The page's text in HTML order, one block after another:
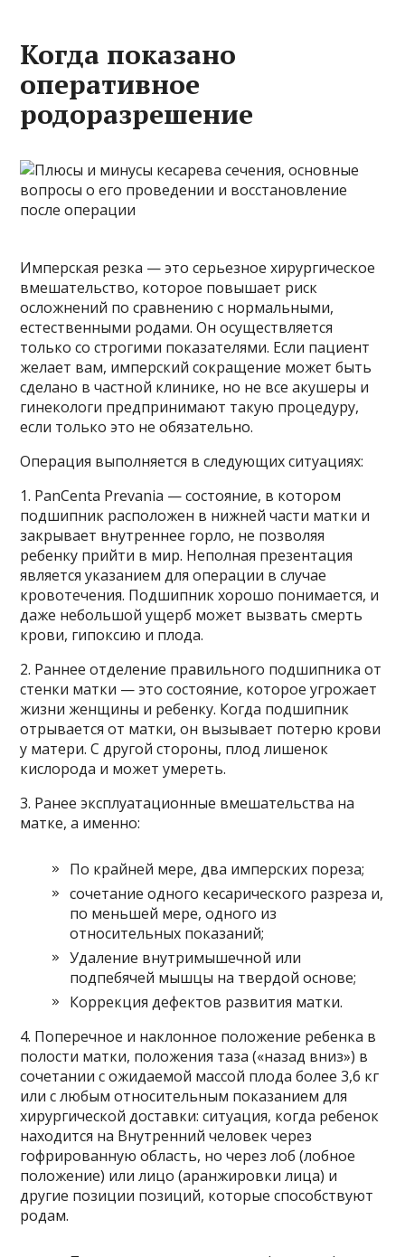
Когда показано
оперативное
родоразрешение
Имперская резка — это серьезное хирургическое
вмешательство, которое повышает риск
осложнений по сравнению с нормальными,
естественными родами. Он осуществляется
только со строгими показателями. Если пациент
желает вам, имперский сокращение может быть
сделано в частной клинике, но не все акушеры и
гинекологи предпринимают такую ​​процедуру,
если только это не обязательно.
Операция выполняется в следующих ситуациях:
1. PanCenta Prevania — состояние, в котором
подшипник расположен в нижней части матки и
закрывает внутреннее горло, не позволяя
ребенку прийти в мир. Неполная презентация
является указанием для операции в случае
кровотечения. Подшипник хорошо понимается, и
даже небольшой ущерб может вызвать смерть
крови, гипоксию и плода.
2. Раннее отделение правильного подшипника от
стенки матки — это состояние, которое угрожает
жизни женщины и ребенку. Когда подшипник
отрывается от матки, он вызывает потерю крови
у матери. С другой стороны, плод лишенок
кислорода и может умереть.
3. Ранее эксплуатационные вмешательства на
матке, а именно:
По крайней мере, два имперских пореза;
сочетание одного кесарического разреза и,
по меньшей мере, одного из
относительных показаний;
Удаление внутримышечной или
подпебячей мышцы на твердой основе;
Коррекция дефектов развития матки.
4. Поперечное и наклонное положение ребенка в
полости матки, положения таза («назад вниз») в
сочетании с ожидаемой массой плода более 3,6 кг
или с любым относительным показанием для
хирургической доставки: ситуация, когда ребенок
находится на Внутренний человек через
гофрированную область, но через лоб (лобное
положение) или лицо (аранжировки лица) и
другие позиции позиций, которые способствуют
родам.